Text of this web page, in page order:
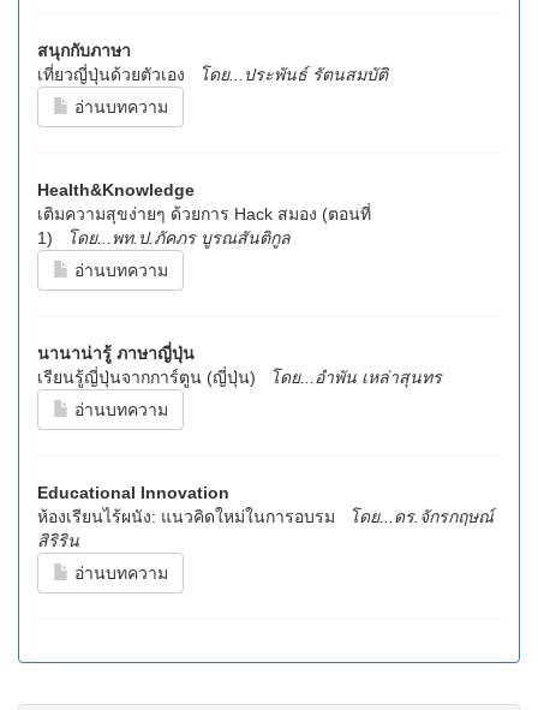
สนุกกับภาษา
เที่ยวญี่ปุ่นด้วยตัวเอง
โดย...ประพันธ์ รัตนสมบัติ
อ่านบทความ
Health&Knowledge
เติมความสุขง่ายๆ ด้วยการ Hack สมอง (ตอนที่
1)
โดย...พท.ป.ภัคภร บูรณสันติกูล
อ่านบทความ
นานาน่ารู้ ภาษาญี่ปุ่น
เรียนรู้ญี่ปุ่นจากการ์ตูน (ญี่ปุ่น)
โดย...อำพัน เหล่าสุนทร
อ่านบทความ
Educational Innovation
ห้องเรียนไร้ผนัง: แนวคิดใหม่ในการอบรม
โดย...ดร.จักรกฤษณ์
สิริริน
อ่านบทความ